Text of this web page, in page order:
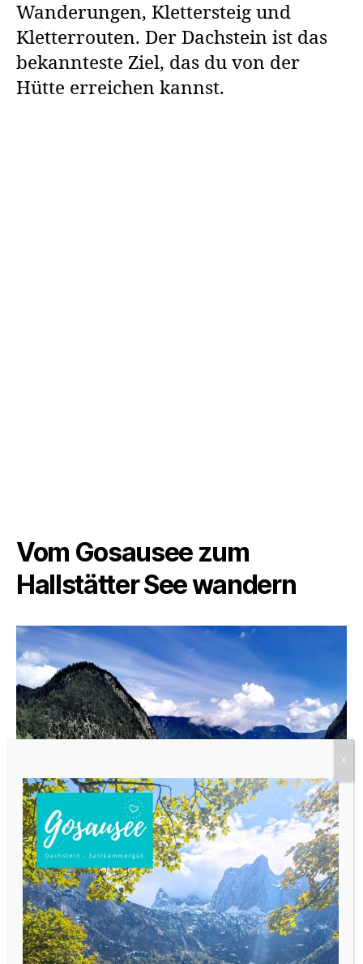
Wanderungen, Klettersteig und
Kletterrouten. Der Dachstein ist das
bekannteste Ziel, das du von der
Hütte erreichen kannst.
Vom Gosausee zum
Hallstätter See wandern
Von Hallstatt durch das Echerntal zum Gosausee wandern
Nicht ganz so alpin ist der Übergang